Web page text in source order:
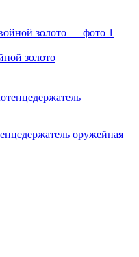
золото
оружейная